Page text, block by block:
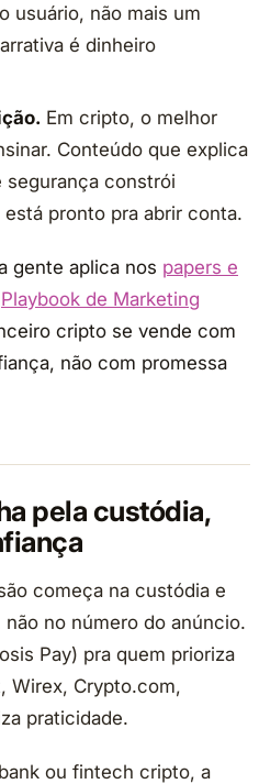
usuário, não mais um
é dinheiro
Em cripto, o melhor
Conteúdo que explica
segurança constrói
pronto pra abrir conta.
gente aplica nos papers e
Playbook de Marketing
cripto se vende com
não com promessa
pela custódia,
começa na custódia e
no número do anúncio.
Pay) pra quem prioriza
Wirex, Crypto.com,
praticidade.
ou fintech cripto, a